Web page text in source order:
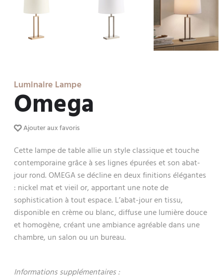
Luminaire Lampe
Omega
Ajouter aux favoris
Cette lampe de table allie un style classique et touche
contemporaine grâce à ses lignes épurées et son abat-
jour rond. OMEGA se décline en deux finitions élégantes
: nickel mat et vieil or, apportant une note de
sophistication à tout espace. L’abat-jour en tissu,
disponible en crème ou blanc, diffuse une lumière douce
et homogène, créant une ambiance agréable dans une
chambre, un salon ou un bureau.
Informations supplémentaires :